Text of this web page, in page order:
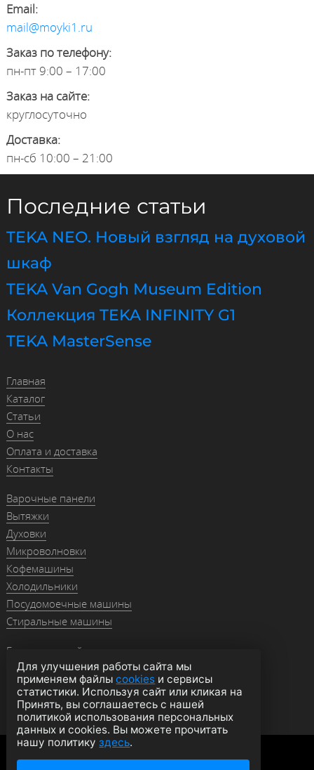
Email:
mail@moyki1.ru
Заказ по телефону:
пн-пт 9:00 – 17:00
Заказ на сайте:
круглосуточно
Доставка:
пн-сб 10:00 – 21:00
Последние статьи
TEKA NEO. Новый взгляд на духовой
шкаф
TEKA Van Gogh Museum Edition
Коллекция TEKA INFINITY G1
TEKA MasterSense
Главная
Каталог
Статьи
О нас
Оплата и доставка
Контакты
Варочные панели
Вытяжки
Духовки
Микроволновки
Кофемашины
Холодильники
Посудомоечные машины
Стиральные машины
Гранитные мойки
Мойки из нержавейки
Смесители
Аксессуары
Политика конфиденциальности
Для улучшения работы сайта мы
применяем файлыcookies и сервисы
статистики. Используя сайт или кликая на
Принять, вы соглашаетесь с нашей
политикой использования персональных
данных и cookies. Вы можете прочитать
нашу политикуздесь.